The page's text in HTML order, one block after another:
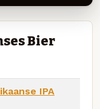
Bier
IPA